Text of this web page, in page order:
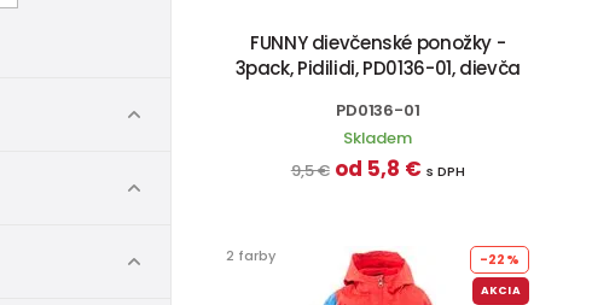
FUNNY dievčenské ponožky -
3pack, Pidilidi, PD0136-01, dievča
PD0136-01
Skladem
9,5 € od 5,8 € s DPH
2 farby -22%
AKCIA